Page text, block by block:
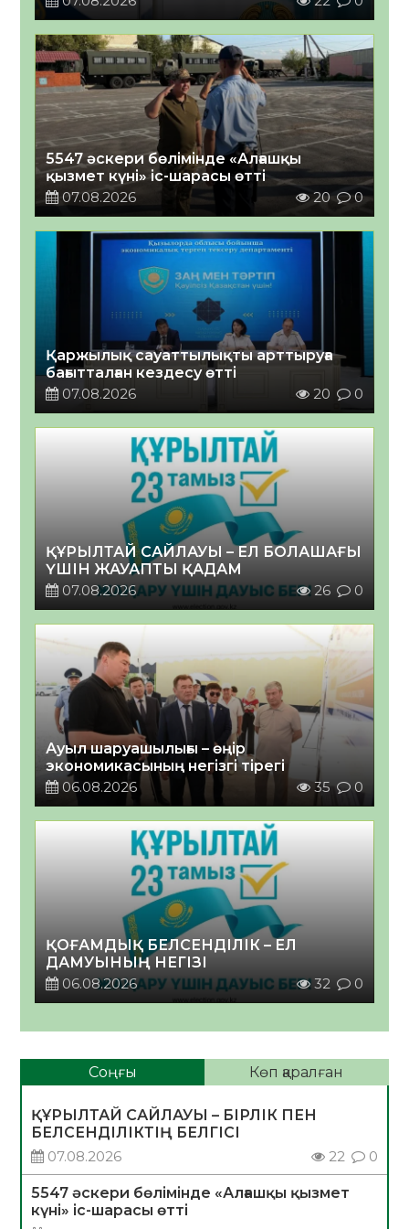
5547 әскери бөлімінде «Алғашқы
қызмет күні» іс-шарасы өтті
07.08.2026
20 0
Қаржылық сауаттылықты арттыруға
бағытталған кездесу өтті
07.08.2026
20 0
ҚҰРЫЛТАЙ САЙЛАУЫ – ЕЛ БОЛАШАҒЫ
ҮШІН ЖАУАПТЫ ҚАДАМ
07.08.2026
26 0
Ауыл шаруашылығы – өңір
экономикасының негізгі тірегі
06.08.2026
35 0
ҚОҒАМДЫҚ БЕЛСЕНДІЛІК – ЕЛ
ДАМУЫНЫҢ НЕГІЗІ
06.08.2026
32 0
Соңғы Көп қаралған
ҚҰРЫЛТАЙ САЙЛАУЫ – БІРЛІК ПЕН
БЕЛСЕНДІЛІКТІҢ БЕЛГІСІ
07.08.2026
22 0
5547 әскери бөлімінде «Алғашқы қызмет
күні» іс-шарасы өтті